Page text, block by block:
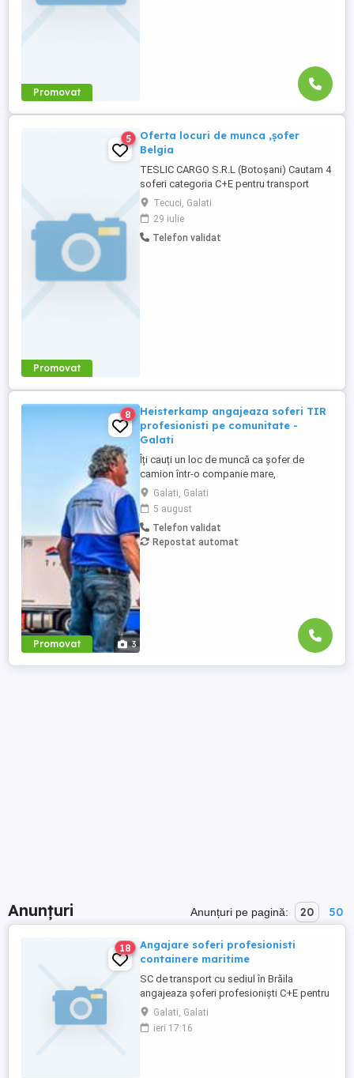
Promovat
Promovat
5
Oferta locuri de munca ,șofer
Belgia
TESLIC CARGO S.R.L (Botoșani) Cautam 4
soferi categoria C+E pentru transport
comunitate. (BENELUX ) Contract de
munca România. Detalii: camion prelata
coilmude,(bobine metalice). Cursele sunt:
Plecare din Belgia, luni dimineața cu
Tecuci, Galati
29 iulie
Telefon validat
Promovat 3
8
Heisterkamp angajeaza soferi TIR
profesionisti pe comunitate -
Galati
Îți cauți un loc de muncă ca șofer de
camion într-o companie mare,
internațională și stabilă? Atunci vino în
echipa Heisterkamp! Angajăm șoferi cu
sau fără experiență și echipaje pentru
transport internațional. Beneficii: training
de inițiere la începutul activității în cadrul
Galati, Galati
5 august
Telefon validat
Repostat automat
Anunțuri Anunțuri pe pagină: 20 50
18
Angajare soferi profesionisti
containere maritime
SC de transport cu sediul în Brăila
angajeaza șoferi profesioniști C+E pentru
containere pe comunitate. OFERIM:
DIURNA + SALARIU PE TARA+BONUSURI
CAMIOANE ÎNGRIJITE EURO6 CU APARATE
Galati, Galati
ieri 17:16